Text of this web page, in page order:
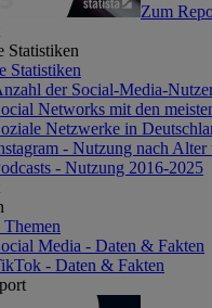
Zum
Statistiken
Statistiken
der Social-Media-
Networks mit den
Netzwerke in
- Nutzung nach
- Nutzung 2016-2025
Themen
Media - Daten & Fakten
- Daten & Fakten